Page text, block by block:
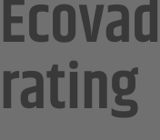
rating